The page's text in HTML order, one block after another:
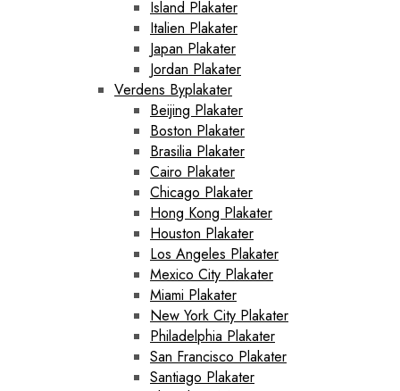
Island Plakater
Italien Plakater
Japan Plakater
Jordan Plakater
Verdens Byplakater
Beijing Plakater
Boston Plakater
Brasilia Plakater
Cairo Plakater
Chicago Plakater
Hong Kong Plakater
Houston Plakater
Los Angeles Plakater
Mexico City Plakater
Miami Plakater
New York City Plakater
Philadelphia Plakater
San Francisco Plakater
Santiago Plakater